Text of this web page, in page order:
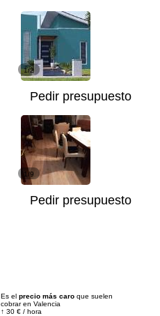
1/2
Pedir presupuesto
1/9
Pedir presupuesto
Es el precio más caro que suelen
cobrar en Valencia
↑ 30 € / hora